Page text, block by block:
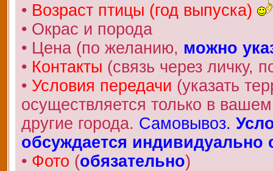
• Возраст птицы (год выпуска)
• Окрас и порода
• Цена (по желанию, можно
• Контакты (связь через личку,
• Условия передачи (указать
осуществляется только в
другие города. Самовывоз.
обсуждается индивидуально
• Фото (обязательно)